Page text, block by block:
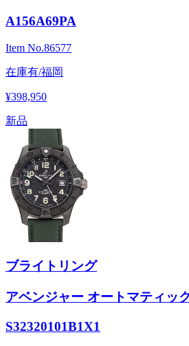
A156A69PA
Item No.86577
在庫有/福岡
¥398,950
新品
ブライトリング
アベンジャー オートマティッ
S32320101B1X1